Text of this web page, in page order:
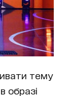
тему
образі